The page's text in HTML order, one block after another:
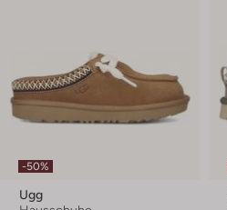
-50%
Ugg